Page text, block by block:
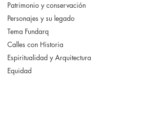
Patrimonio y conservación
Personajes y su legado
Tema Fundarq
Calles con Historia
Espiritualidad y Arquitectura
Equidad